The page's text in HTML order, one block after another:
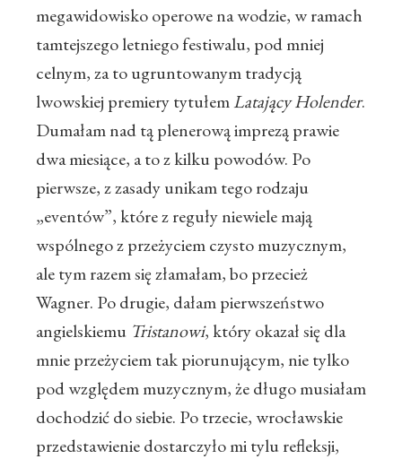
megawidowisko operowe na wodzie, w ramach
tamtejszego letniego festiwalu, pod mniej
celnym, za to ugruntowanym tradycją
lwowskiej premiery tytułemLatający Holender.
Dumałam nad tą plenerową imprezą prawie
dwa miesiące, a to z kilku powodów. Po
pierwsze, z zasady unikam tego rodzaju
„eventów”, które z reguły niewiele mają
wspólnego z przeżyciem czysto muzycznym,
ale tym razem się złamałam, bo przecież
Wagner. Po drugie, dałam pierwszeństwo
angielskiemu Tristanowi, który okazał się dla
mnie przeżyciem tak piorunującym, nie tylko
pod względem muzycznym, że długo musiałam
dochodzić do siebie. Po trzecie, wrocławskie
przedstawienie dostarczyło mi tylu refleksji,